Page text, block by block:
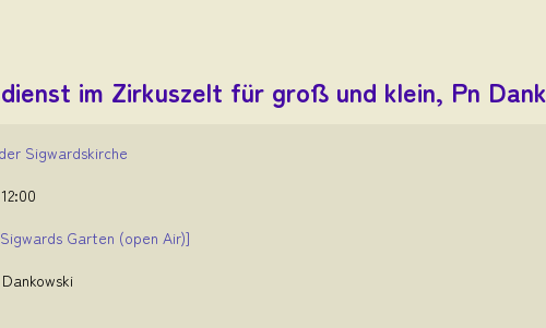
im Zirkuszelt für groß und klein, Pn
Sigwardskirche
12:00
Garten (open Air)]